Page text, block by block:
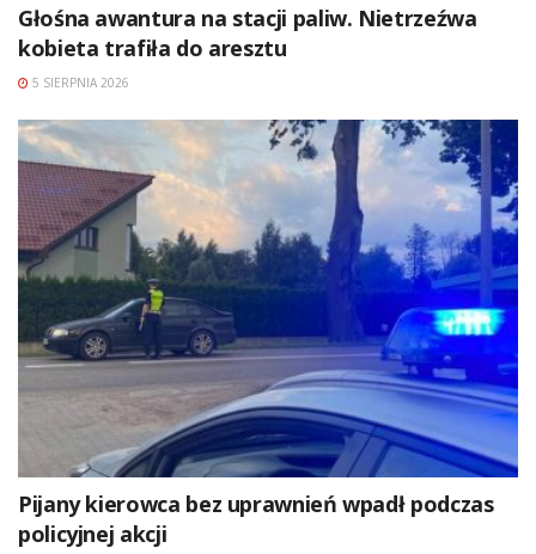
Głośna awantura na stacji paliw. Nietrzeźwa
kobieta trafiła do aresztu
5 SIERPNIA 2026
Pijany kierowca bez uprawnień wpadł podczas
policyjnej akcji